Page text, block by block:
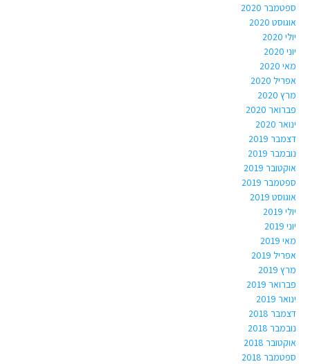
ספטמבר 2020
אוגוסט 2020
יולי 2020
יוני 2020
מאי 2020
אפריל 2020
מרץ 2020
פברואר 2020
ינואר 2020
דצמבר 2019
נובמבר 2019
אוקטובר 2019
ספטמבר 2019
אוגוסט 2019
יולי 2019
יוני 2019
מאי 2019
אפריל 2019
מרץ 2019
פברואר 2019
ינואר 2019
דצמבר 2018
נובמבר 2018
אוקטובר 2018
ספטמבר 2018